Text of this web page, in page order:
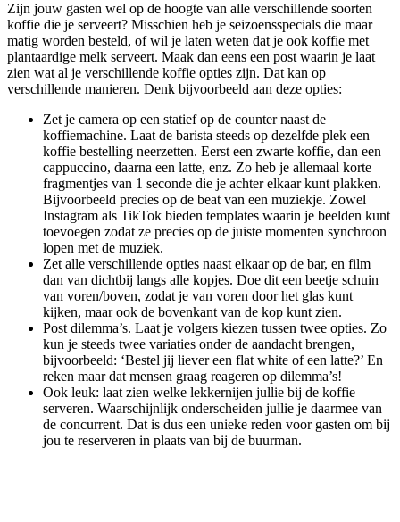
Zijn jouw gasten wel op de hoogte van alle verschillende soorten
koffie die je serveert? Misschien heb je seizoensspecials die maar
matig worden besteld, of wil je laten weten dat je ook koffie met
plantaardige melk serveert. Maak dan eens een post waarin je laat
zien wat al je verschillende koffie opties zijn. Dat kan op
verschillende manieren. Denk bijvoorbeeld aan deze opties:
Zet je camera op een statief op de counter naast de
koffiemachine. Laat de barista steeds op dezelfde plek een
koffie bestelling neerzetten. Eerst een zwarte koffie, dan een
cappuccino, daarna een latte, enz. Zo heb je allemaal korte
fragmentjes van 1 seconde die je achter elkaar kunt plakken.
Bijvoorbeeld precies op de beat van een muziekje. Zowel
Instagram als TikTok bieden templates waarin je beelden kunt
toevoegen zodat ze precies op de juiste momenten synchroon
lopen met de muziek.
Zet alle verschillende opties naast elkaar op de bar, en film
dan van dichtbij langs alle kopjes. Doe dit een beetje schuin
van voren/boven, zodat je van voren door het glas kunt
kijken, maar ook de bovenkant van de kop kunt zien.
Post dilemma’s. Laat je volgers kiezen tussen twee opties. Zo
kun je steeds twee variaties onder de aandacht brengen,
bijvoorbeeld: ‘Bestel jij liever een flat white of een latte?’ En
reken maar dat mensen graag reageren op dilemma’s!
Ook leuk: laat zien welke lekkernijen jullie bij de koffie
serveren. Waarschijnlijk onderscheiden jullie je daarmee van
de concurrent. Dat is dus een unieke reden voor gasten om bij
jou te reserveren in plaats van bij de buurman.